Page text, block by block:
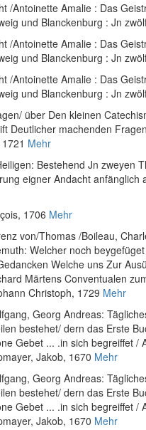
/Antoinette Amalie : Das
und Blanckenburg : Jn
/Antoinette Amalie : Das
und Blanckenburg : Jn
/Antoinette Amalie : Das
und Blanckenburg : Jn
über Den kleinen
Deutlicher machenden
Mehr
Bestehend Jn zweyen
eigner Andacht
1706 Mehr
von/Thomas /Boileau,
Welcher noch
Welche uns Zur
Märtens Conventualen
Christoph, 1729 Mehr
Georg Andreas:
bestehet/ dern das Erste
Gebet ... .in sich begreiffet
Jakob, 1670 Mehr
Georg Andreas:
bestehet/ dern das Erste
Gebet ... .in sich begreiffet
Jakob, 1670 Mehr